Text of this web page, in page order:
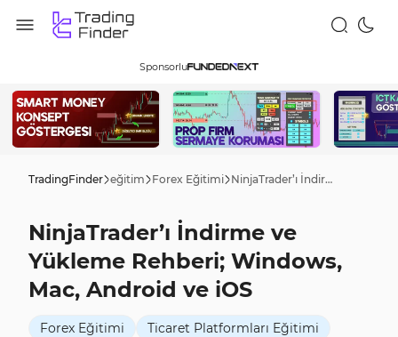
Sponsorlu
TradingFinder eğitim Forex Eğitimi NinjaTrader’ı İndirme ve Yükleme Rehberi; Windows, Mac, Android ve iOS
NinjaTrader’ı İndirme ve
Yükleme Rehberi; Windows,
Mac, Android ve iOS
Forex Eğitimi
Ticaret Platformları Eğitimi